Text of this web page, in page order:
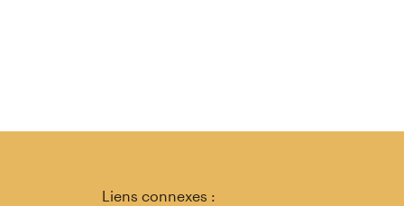
Liens connexes :